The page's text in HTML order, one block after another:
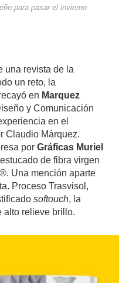
para pasar el invierno
una revista de la
un reto, la
en Marquez
y Comunicación
en el
Claudio Márquez.
porGráficas Muriel
de fibra virgen
Una mención aparte
Proceso Trasvisol,
softouch, la
alto relieve brillo.